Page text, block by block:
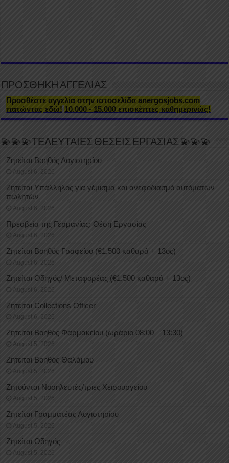
ΠΡΟΣΘΗΚΗ ΑΓΓΕΛΙΑΣ
Προσθέστε αγγελία στην ιστοσελίδα anergosjobs.com
πατώντας εδώ! 10.000 - 15.000 επισκέπτες καθημερινώς!
💫💫💫ΤΕΛΕΥΤΑΙΕΣ ΘΕΣΕΙΣ ΕΡΓΑΣΙΑΣ 💫💫💫
Ζητείται Βοηθός Λογιστηρίου
August 6, 2026
Ζητείται Υπάλληλος για γέμισμα και ανεφοδιασμό αυτόματων
πωλητών
August 6, 2026
Πρεσβεία της Γερμανίας: Θέση Εργασίας
August 6, 2026
Ζητείται Βοηθός Γραφείου (€1.500 καθαρά + 13ος)
August 6, 2026
Ζητείται Οδηγός/ Μεταφορέας (€1.500 καθαρά + 13ος)
August 6, 2026
Ζητείται Collections Officer
August 6, 2026
Ζητείται Βοηθός Φαρμακείου (ωράριο 08:00 – 13:30)
August 5, 2026
Ζητείται Βοηθός Θαλάμου
August 5, 2026
Ζητούνται Νοσηλευτές/τριες Χειρουργείου
August 5, 2026
Ζητείται Γραμματέας Λογιστηρίου
August 5, 2026
Ζητείται Οδηγός
August 5, 2026